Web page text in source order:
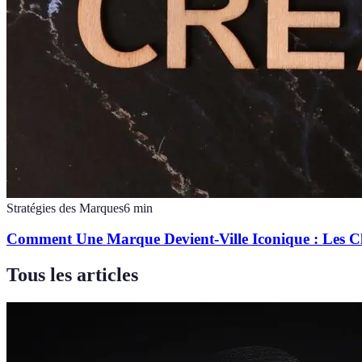
Stratégies des Marques6 min
Comment Une Marque Devient-Ville Iconique : Les
Tous les articles